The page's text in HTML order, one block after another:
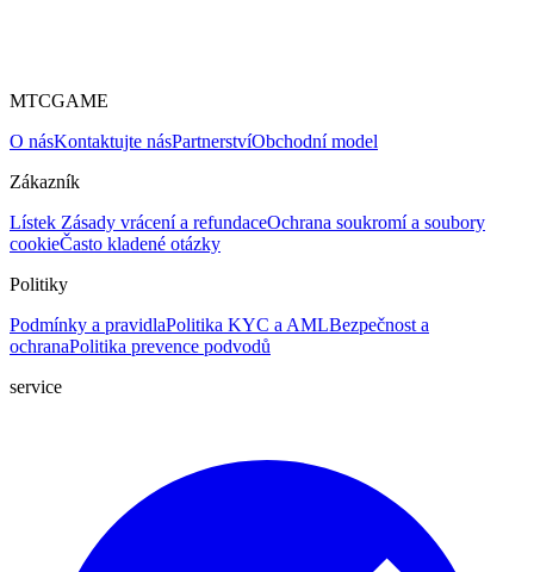
MTCGAME
O násKontaktujte násPartnerstvíObchodní model
Zákazník
Lístek Zásady vrácení a refundaceOchrana soukromí a soubory
cookieČasto kladené otázky
Politiky
Podmínky a pravidlaPolitika KYC a AMLBezpečnost a
ochranaPolitika prevence podvodů
service